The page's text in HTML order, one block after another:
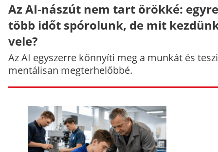
Az AI-nászút nem tart örökké: egyre
több időt spórolunk, de mit
vele?
Az AI egyszerre könnyíti meg a munkát és
mentálisan megterhelőbbé.